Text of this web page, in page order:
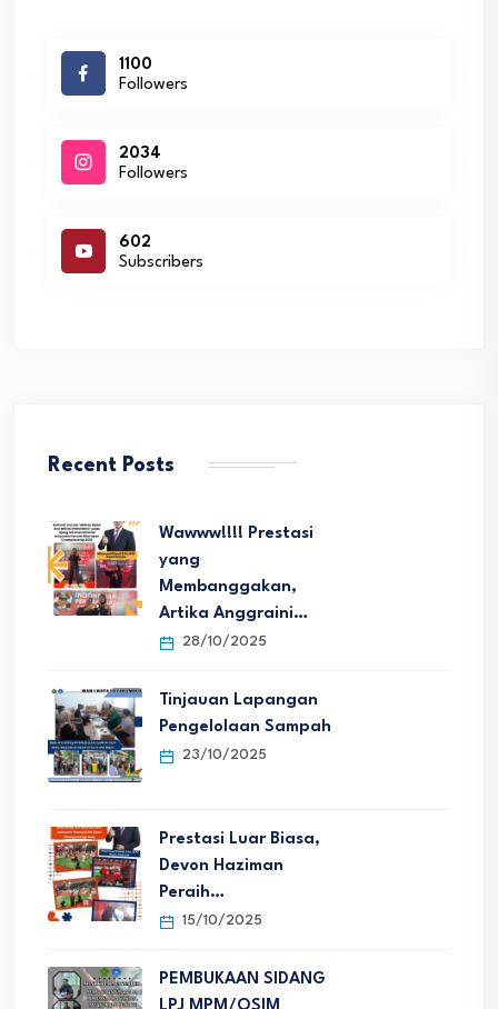
1100
Followers
2034
Followers
602
Subscribers
Recent Posts
Wawww!!!! Prestasi
yang
Membanggakan,
Artika Anggraini…
28/10/2025
Tinjauan Lapangan
Pengelolaan Sampah
23/10/2025
Prestasi Luar Biasa,
Devon Haziman
Peraih…
15/10/2025
PEMBUKAAN SIDANG